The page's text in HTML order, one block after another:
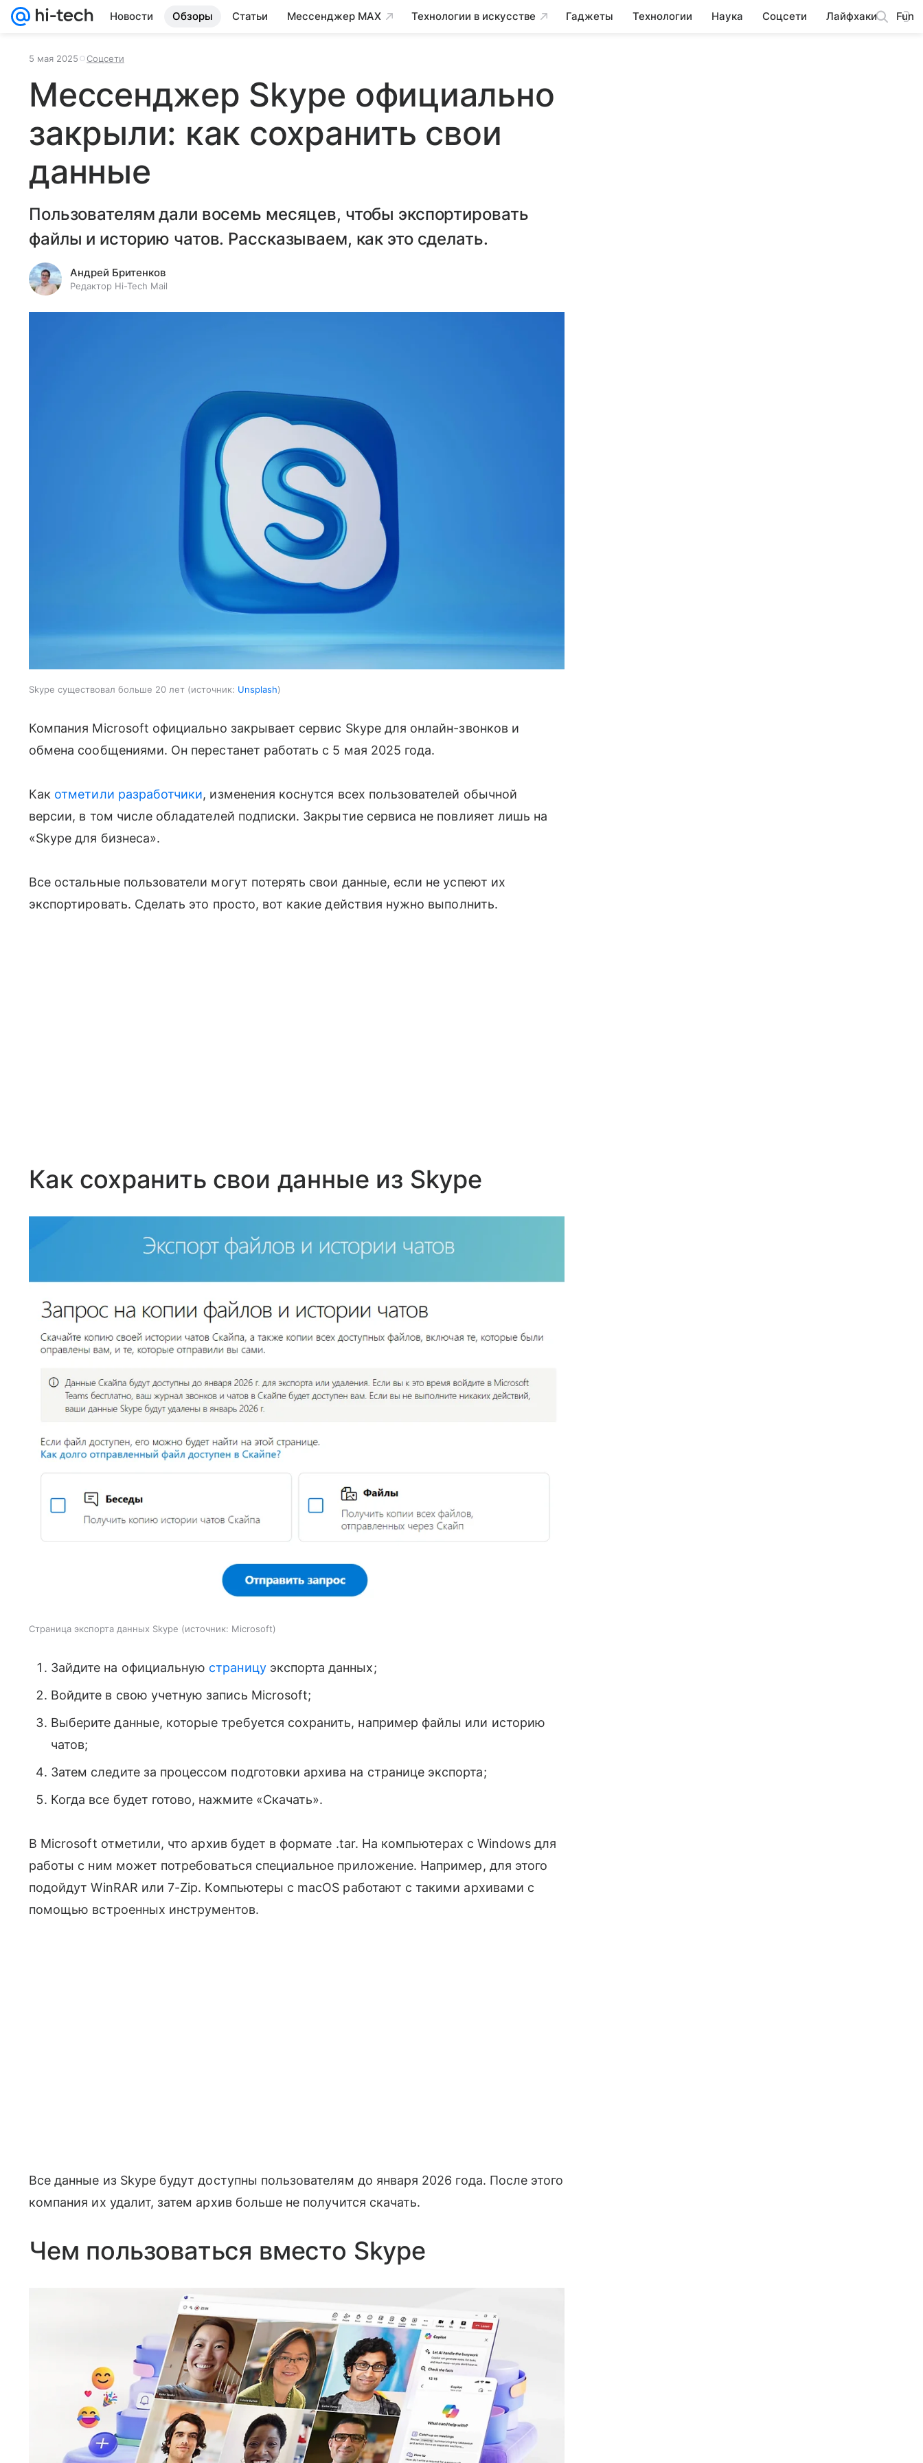
Новости Обзоры Статьи Мессенджер MAX Технологии в искусстве Гаджеты Технологии Наука Соцсети Лайфхаки Fun
5 мая 2025 Соцсети
Мессенджер Skype официально
закрыли: как сохранить свои
данные
Пользователям дали восемь месяцев, чтобы экспортировать
файлы и историю чатов. Рассказываем, как это сделать.
Андрей Бритенков
Редактор Hi-Tech Mail
Skype существовал больше 20 лет источник: Unsplash
Компания Microsoft официально закрывает сервис Skype для онлайн-звонков и
обмена сообщениями. Он перестанет работать с 5 мая 2025 года.
Как отметили разработчики, изменения коснутся всех пользователей обычной
версии, в том числе обладателей подписки. Закрытие сервиса не повлияет лишь на
«Skype для бизнеса».
Все остальные пользователи могут потерять свои данные, если не успеют их
экспортировать. Сделать это просто, вот какие действия нужно выполнить.
Как сохранить свои данные из Skype
Страница экспорта данных Skype источник: Microsoft
Зайдите на официальную страницуэкспорта данных;
Войдите в свою учетную запись Microsoft;
Выберите данные, которые требуется сохранить, например файлы или историю
чатов;
Затем следите за процессом подготовки архива на странице экспорта;
Когда все будет готово, нажмите «Скачать».
В Microsoft отметили, что архив будет в формате .tar. На компьютерах с Windows для
работы с ним может потребоваться специальное приложение. Например, для этого
подойдут WinRAR или 7-Zip. Компьютеры с macOS работают с такими архивами с
помощью встроенных инструментов.
Все данные из Skype будут доступны пользователям до января 2026 года. После этого
компания их удалит, затем архив больше не получится скачать.
Чем пользоваться вместо Skype